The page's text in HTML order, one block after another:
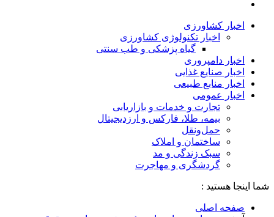
اخبار کشاورزی
اخبار تکنولوژی کشاورزی
گیاه پزشکی و طب سنتی
اخبار دامپروری
اخبار صنایع غذایی
اخبار منابع طبیعی
اخبار عمومی
تجارت و خدمات و بازاریابی
بیمه، طلا، فارکس و ارزدیجیتال
حمل‌و‌نقل
ساختمان و املاک
سبک زندگی و مد
گردشگری و مهاجرت
شما اینجا هستید :
صفحه اصلی